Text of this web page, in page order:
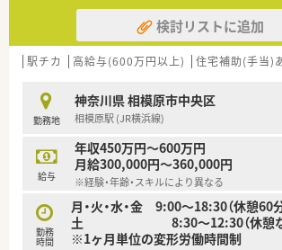
業など、総合的な医療事業を展開しています
■「患者・医師・薬局が三位一体となった医療
に、
薬局事業、在宅医療事業、治験支援事業な
≪成長できる環境≫
■在宅栄養管理に対応可能な設備を有する大
替医療を取り入れた
健康管理方法を提案する薬局など、地域の
局展開を行っています。
それぞれが地域の患者様の薬物治療をサポ
する事業に取り組んでいます。
■外来対応だけでなく、全ての店舗で在宅医
す。医師との往診同行や
クリーンベンチを使用した抗がん剤製剤業
検討リストに追加
駅チカ 高給与(600万円以上) 住宅補助(手当)
勤務地
神奈川県 相模原市中央区
相模原駅 (JR横浜線)
給与
年収450万円～600万円
月給300,000円～360,000円
※経験・年齢・スキルにより異なる
勤務
時間
月・火・水・金 9:00～18:30（休憩60
土 8:30～12:30（休憩な
※1ヶ月単位の変形労働時間制